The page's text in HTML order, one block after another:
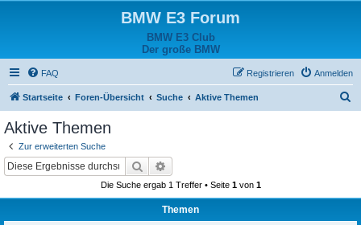
BMW E3 Forum
BMW E3 Club
Der große BMW
FAQ Anmelden
Registrieren
Startseite Foren-Übersicht Suche Aktive Themen
Aktive Themen
Zur erweiterten Suche
Suche
Die Suche ergab 1 Treffer • Seite 1von 1
Themen